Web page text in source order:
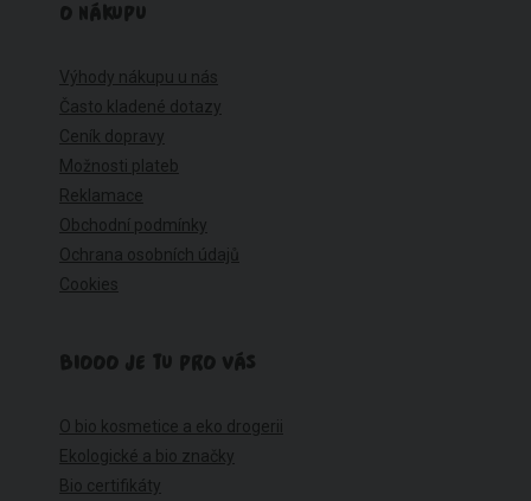
O NÁKUPU
Výhody nákupu u nás
Často kladené dotazy
Ceník dopravy
Možnosti plateb
Reklamace
Obchodní podmínky
Ochrana osobních údajů
Cookies
BIOOO JE TU PRO VÁS
O bio kosmetice a eko drogerii
Ekologické a bio značky
Bio certifikáty